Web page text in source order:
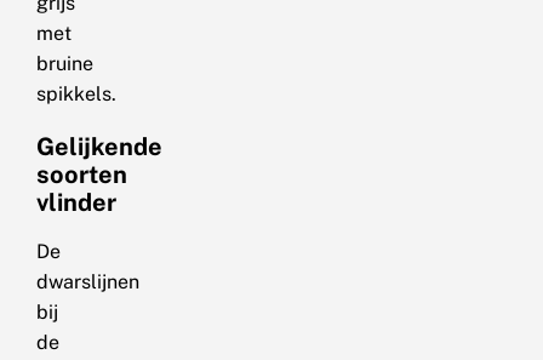
met
bruine
spikkels.
Gelijkende
soorten
vlinder
De
dwarslijnen
bij
de